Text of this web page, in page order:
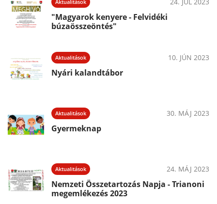
Aktualitások
"Magyarok kenyere - Felvidéki
búzaösszeöntés"
Aktualitások 10. JÚN 2023
Nyári kalandtábor
Aktualitások 30. MÁJ 2023
Gyermeknap
Aktualitások 24. MÁJ 2023
Nemzeti Összetartozás Napja - Trianoni
megemlékezés 2023